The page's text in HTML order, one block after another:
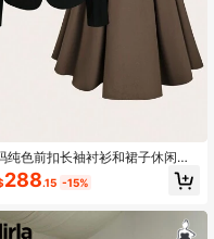
纯色前扣长袖衬衫和裙子休闲套
288.15 -15%